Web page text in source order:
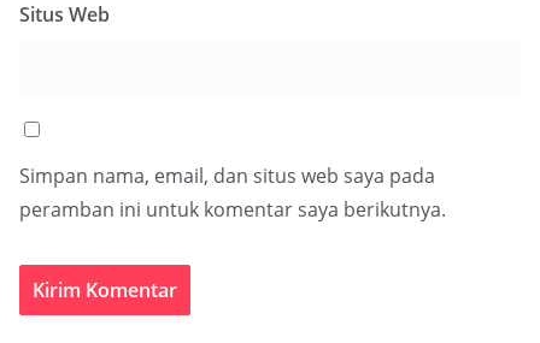
Situs Web
Simpan nama, email, dan situs web saya pada
peramban ini untuk komentar saya berikutnya.